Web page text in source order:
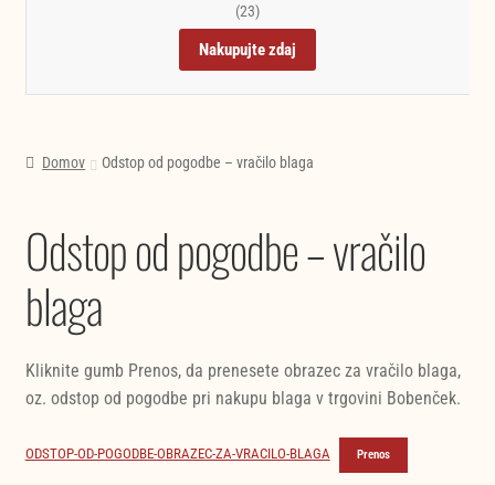
Novice in testi glasbil
(23)
Nakupujte zdaj
Domov Odstop od pogodbe – vračilo blaga
Odstop od pogodbe – vračilo
blaga
Kliknite gumb Prenos, da prenesete obrazec za vračilo blaga,
oz. odstop od pogodbe pri nakupu blaga v trgovini Bobenček.
ODSTOP-OD-POGODBE-OBRAZEC-ZA-VRACILO-BLAGA Prenos